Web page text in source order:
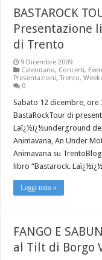
BASTAROCK
Presentazione
di Trento
9 Dicembre 2009
Calendario, Concerti,
Presentazioni,Trento,
0
Sabato 12 dicembre, ore
BastaRockTour di
Laï¿½ï¿½underground
Animavana, An Under
Animavana su
libro “Bastarock.
Leggi tutto »
FANGO E
al Tilt di Borgo